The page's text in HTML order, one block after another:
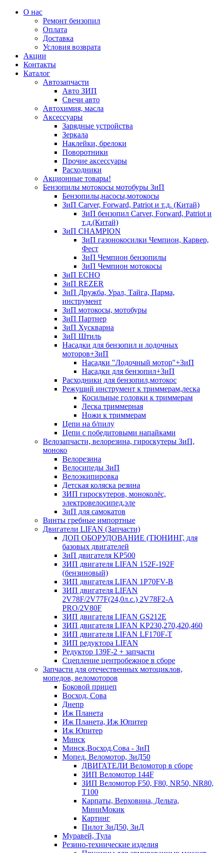
О нас
Ремонт бензопил
Оплата
Доставка
Условия возврата
Акции
Контакты
Каталог
Автозапчасти
Авто ЗИП
Свечи авто
Автохимия, масла
Аксессуары
Зарядные устройства
Зеркала
Наклейки, брелоки
Поворотники
Прочие аксессуары
Расходники
Акционные товары!
Бензопилы мотокосы мотобуры ЗиП
Бензопилы,насосы,мотокосы
ЗиП Carver, Forward, Patriot и т.д. (Китай)
ЗиП бензопил Carver, Forward, Patriot и
т.д.(Китай)
ЗиП CHAMPION
ЗиП газонокосилки Чемпион, Карвер,
Фест
ЗиП Чемпион бензопилы
ЗиП Чемпион мотокосы
ЗиП ECHO
ЗиП REZER
ЗиП Дружба, Урал, Тайга, Парма,
инструмент
ЗиП мотокосы, мотобуры
ЗиП Партнер
ЗиП Хускварна
ЗиП Штиль
Насадки для бензопил и лодочных
моторов+ЗиП
Насадки "Лодочный мотор"+ЗиП
Насадки для бензопил+ЗиП
Расходники для бензопил,мотокос
Режущий инструмент к триммерам,леска
Косильные головки к триммерам
Леска триммерная
Ножи к триммерам
Цепи на б/пилу
Цепи с победитовыми напайками
Велозапчасти, велорезина, гироскутеры ЗиП,
моноко
Велорезина
Велосипеды ЗиП
Велоэкипировка
Детская коляска резина
ЗИП гироскутеров, моноколёс,
электровелосипед,эле
ЗиП для самокатов
Винты гребные импортные
Двигатели LIFAN (Запчасти)
ДОП ОБОРУДОВАНИЕ (ТЮНИНГ, для
базовых двигателей
ЗиП двигателя KP500
ЗИП двигателя LIFAN 152F-192F
(бензиновый)
ЗИП двигателя LIFAN 1P70FV-B
ЗИП двигателя LIFAN
2V78F/2V77F(24,0л.с.) 2V78F2-A
PRO/2V80F
ЗИП двигателя LIFAN GS212E
ЗИП двигателя LIFAN KP230,270,420,460
ЗИП двигателя LIFAN LF170F-T
ЗИП редуктора LIFAN
Редуктор 139F-2 + запчасти
Сцепление центробежное в сборе
Запчасти для отечественных мотоциклов,
мопедов, веломоторов
Боковой прицеп
Восход, Сова
Днепр
Иж Планета
Иж Планета, Иж Юпитер
Иж Юпитер
Минск
Минск,Восход,Сова - ЗиП
Мопед, Веломотор, ЗиД50
ДВИГАТЕЛИ Веломотор в сборе
ЗИП Веломотор 144F
ЗИП Веломотор F50, F80, NR50, NR80,
T100
Карпаты, Верховина, Дельта,
МиниМокик
Картинг
Пилот ЗиД50, ЗиД
Муравей, Тула
Резино-технические изделия